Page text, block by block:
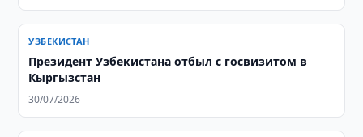
УЗБЕКИСТАН
Президент Узбекистана отбыл с госвизитом в
Кыргызстан
30/07/2026